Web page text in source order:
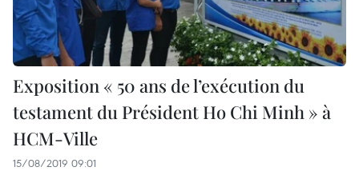
Exposition « 50 ans de l’exécution du
testament du Président Ho Chi Minh » à
HCM-Ville
15/08/2019 09:01